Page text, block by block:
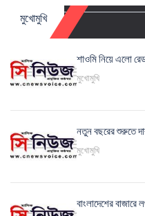
মুখোমুখি
শাওমি নিয়ে এলো
মুখোমুখি
নতুন বছরের শুরুতে
মুখোমুখি
বাংলাদেশের